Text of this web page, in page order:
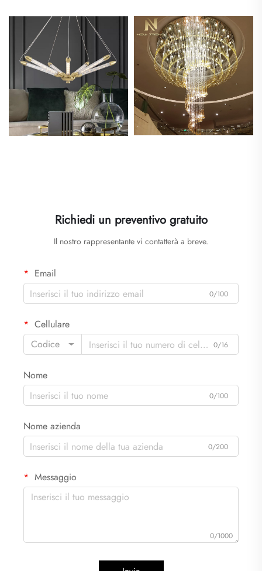
Richiedi un preventivo gratuito
Il nostro rappresentante vi contatterà a breve.
Email
0/100
Cellulare
Codice
0/16
Nome
0/100
Nome azienda
0/200
Messaggio
0/1000